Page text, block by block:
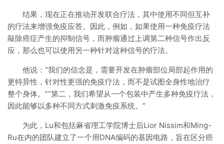
结果，现在正在推动开发联合疗法，其中使用不同但互补
的疗法来增强免疫应答。因此，例如，如果使用一种免疫疗法
敲除癌症产生的抑制信号，而肿瘤通过上调第二种信号作出反
应，那么也可以使用另一种针对这种信号的疗法。
他说：“我们的信念是，需要开发在肿瘤部位局部起作用的
更特异性，针对性更强的免疫疗法，而不是试图全身性地治疗
整个身体。”“第二，我们希望从一个包装中产生多种免疫疗法，
因此能够以多种不同方式刺激免疫系统。”
为此，Lu和包括麻省理工学院博士后Lior Nissim和Ming-
Ru在内的团队建立了一个用DNA编码的基因电路，旨在区分癌